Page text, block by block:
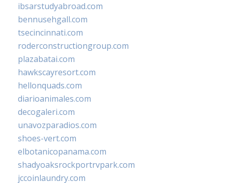
ibsarstudyabroad.com
bennusehgall.com
tsecincinnati.com
roderconstructiongroup.com
plazabatai.com
hawkscayresort.com
hellonquads.com
diarioanimales.com
decogaleri.com
unavozparadios.com
shoes-vert.com
elbotanicopanama.com
shadyoaksrockportrvpark.com
jccoinlaundry.com